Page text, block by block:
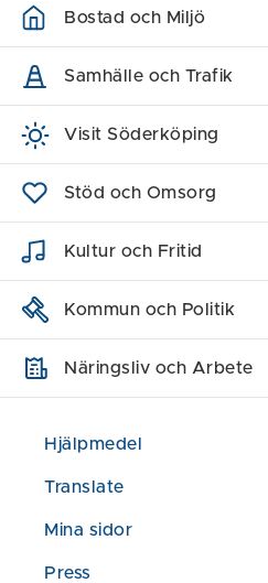
Bostad och Miljö
Samhälle och Trafik
Visit Söderköping
Stöd och Omsorg
Kultur och Fritid
Kommun och Politik
Näringsliv och Arbete
Hjälpmedel
Translate
Mina sidor
Press
Självservice
Lämna synpunkt/
Alla e-tjänster och